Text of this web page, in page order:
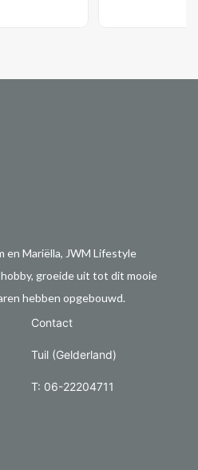
en Mariëlla, JWM Lifestyle
groeide uit tot dit mooie
hebben opgebouwd.
Contact
Tuil (Gelderland)
T: 06-22204711